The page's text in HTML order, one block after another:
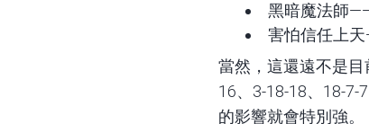
黑暗魔法師
害怕信任上天
當然，這還遠不是
16、3-18-18、18-7-
的影響就會特別強。